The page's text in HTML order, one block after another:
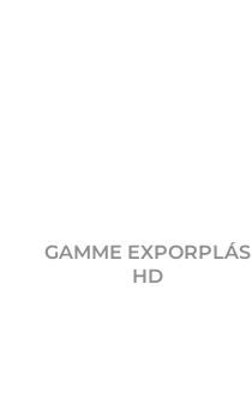
GAMME EXPORPLÁS
HD